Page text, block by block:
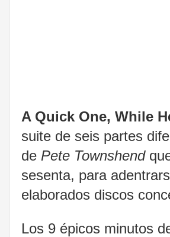
A Quick One, While
suite de seis partes
de Pete Townshend
sesenta, para
elaborados discos
Los 9 épicos minutos